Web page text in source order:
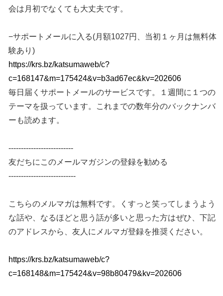
会は月初でなくても大丈夫です。
−サポートメールに入る(月額1027円、当初１ヶ月は無料体
験あり)
https://krs.bz/katsumaweb/c?
c=168147&m=175424&v=b3ad67ec&kv=202606
毎日届くサポートメールのサービスです。１週間に１つの
テーマを扱っています。これまでの数年分のバックナンバ
ーも読めます。
--------------------------
友だちにこのメールマガジンの登録を勧める
---------------------------
こちらのメルマガは無料です。くすっと笑ってしまうよう
な話や、なるほどと思う話が多いと思った方はぜひ、下記
のアドレスから、友人にメルマガ登録を推奨ください。
https://krs.bz/katsumaweb/c?
c=168148&m=175424&v=98b80479&kv=202606